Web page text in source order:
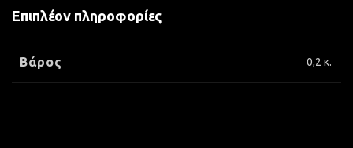
Επιπλέον πληροφορίες
Βάρος 0,2 κ.